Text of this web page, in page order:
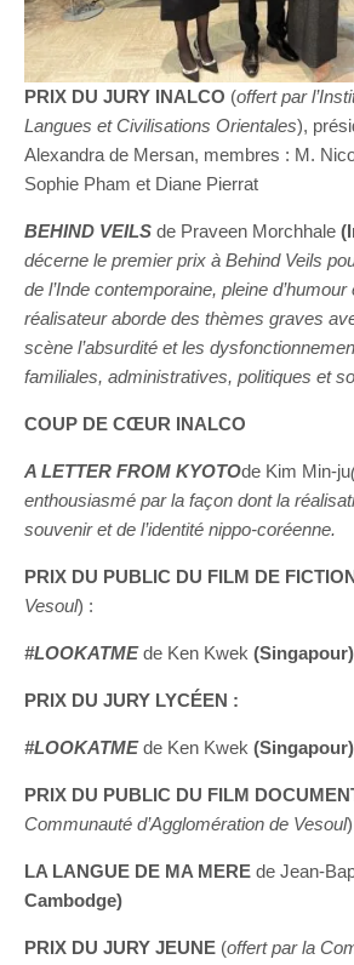
PRIX DU JURY INALCO (offert par
Langues et Civilisations Orientales),
Alexandra de Mersan, membres : M.
Sophie Pham et Diane Pierrat
BEHIND VEILS de Praveen Morchhale
décerne le premier prix à Behind Veils
de l’Inde contemporaine, pleine
réalisateur aborde des thèmes graves
scène l’absurdité et les
familiales, administratives, politiques et
COUP DE CŒUR INALCO
A LETTER FROM KYOTOde Kim Min-ju
enthousiasmé par la façon dont la
souvenir et de l’identité nippo-coréenne.
PRIX DU PUBLIC DU FILM DE
Vesoul) :​​
#LOOKATMEde Ken Kwek (Singapour)
PRIX DU JURY LYCÉEN :
#LOOKATMEde Ken Kwek (Singapour)
PRIX DU PUBLIC DU FILM
Communauté d’Agglomération de Vesoul
LA LANGUE DE MA MERE de Jean-
Cambodge)
PRIX DU JURY JEUNE (offert par la